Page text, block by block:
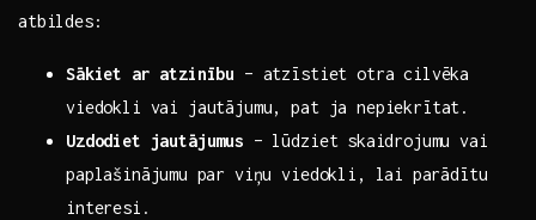
atbildes:
Sākiet ar atzinību –‌ atzīstiet otra cilvēka
viedokli ​vai jautājumu, pat ja nepiekrītat.
Uzdodiet jautājumus ‌– lūdziet ⁤skaidrojumu vai
paplašinājumu ⁢par viņu viedokli, ​lai ⁣parādītu
interesi.